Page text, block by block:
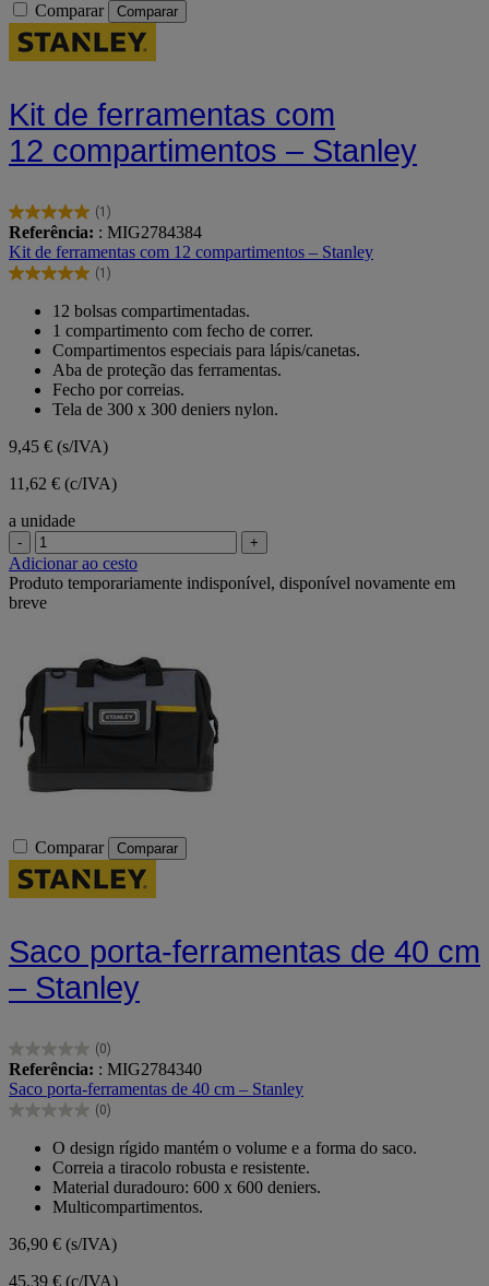
Comparar Comparar
Kit de ferramentas com
12 compartimentos – Stanley
(1)
5.0
em
5
estrelas.
avaliação
Referência: : MIG2784384
Kit de ferramentas com 12 compartimentos – Stanley
(1)
5.0
estrelas.
avaliação
12 bolsas compartimentadas.
1 compartimento com fecho de correr.
Compartimentos especiais para lápis/canetas.
Aba de proteção das ferramentas.
Fecho por correias.
Tela de 300 x 300 deniers nylon.
9,45 € (s/IVA)
11,62 € (c/IVA)
a unidade
- +
Adicionar ao cesto
Produto temporariamente indisponível, disponível novamente em
breve
Comparar Comparar
Saco porta-ferramentas de 40 cm
– Stanley
(0)
0.0
em
5
estrelas.
Referência: : MIG2784340
Saco porta-ferramentas de 40 cm – Stanley
(0)
0.0
estrelas.
O design rígido mantém o volume e a forma do saco.
Correia a tiracolo robusta e resistente.
Material duradouro: 600 x 600 deniers.
Multicompartimentos.
36,90 € (s/IVA)
45,39 € (c/IVA)